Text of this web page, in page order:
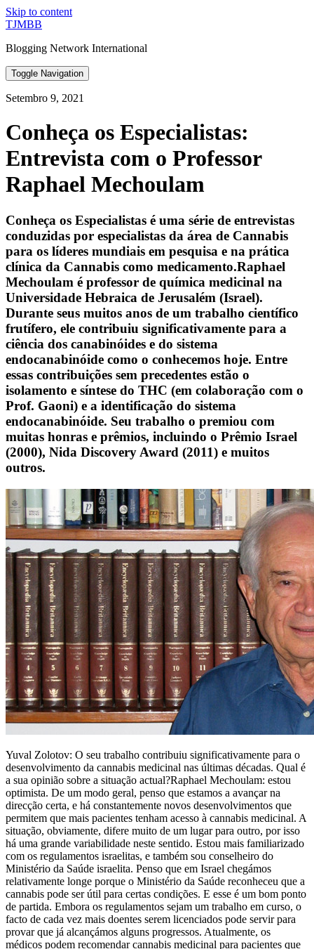
Skip to content
TJMBB
Blogging Network International
Toggle Navigation
Setembro 9, 2021
Conheça os Especialistas:
Entrevista com o Professor
Raphael Mechoulam
Conheça os Especialistas é uma série de entrevistas
conduzidas por especialistas da área de Cannabis
para os líderes mundiais em pesquisa e na prática
clínica da Cannabis como medicamento.Raphael
Mechoulam é professor de química medicinal na
Universidade Hebraica de Jerusalém (Israel).
Durante seus muitos anos de um trabalho científico
frutífero, ele contribuiu significativamente para a
ciência dos canabinóides e do sistema
endocanabinóide como o conhecemos hoje. Entre
essas contribuições sem precedentes estão o
isolamento e síntese do THC (em colaboração com o
Prof. Gaoni) e a identificação do sistema
endocanabinóide. Seu trabalho o premiou com
muitas honras e prêmios, incluindo o Prêmio Israel
(2000), Nida Discovery Award (2011) e muitos
outros.
Yuval Zolotov: O seu trabalho contribuiu significativamente para o
desenvolvimento da cannabis medicinal nas últimas décadas. Qual é
a sua opinião sobre a situação actual?Raphael Mechoulam: estou
optimista. De um modo geral, penso que estamos a avançar na
direcção certa, e há constantemente novos desenvolvimentos que
permitem que mais pacientes tenham acesso à cannabis medicinal. A
situação, obviamente, difere muito de um lugar para outro, por isso
há uma grande variabilidade neste sentido. Estou mais familiarizado
com os regulamentos israelitas, e também sou conselheiro do
Ministério da Saúde israelita. Penso que em Israel chegámos
relativamente longe porque o Ministério da Saúde reconheceu que a
cannabis pode ser útil para certas condições. E esse é um bom ponto
de partida. Embora os regulamentos sejam um trabalho em curso, o
facto de cada vez mais doentes serem licenciados pode servir para
provar que já alcançámos alguns progressos. Atualmente, os
médicos podem recomendar cannabis medicinal para pacientes que